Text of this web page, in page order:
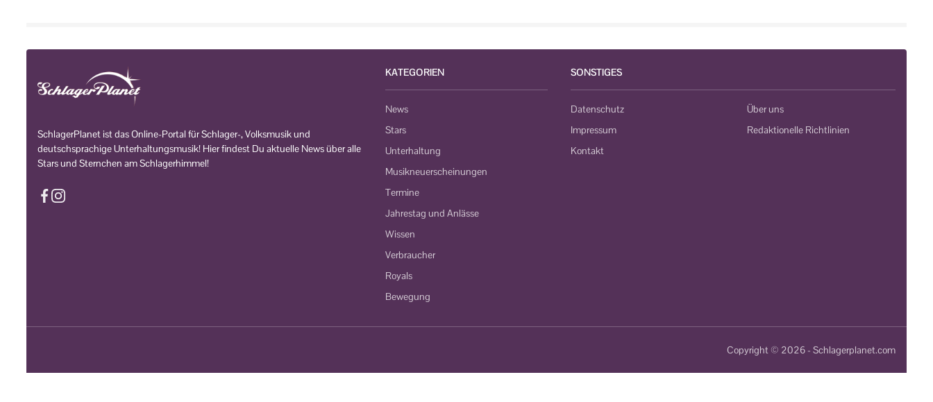
SchlagerPlanet ist das Online-Portal für Schlager-, Volksmusik und
deutschsprachige Unterhaltungsmusik! Hier findest Du aktuelle News über alle
Stars und Sternchen am Schlagerhimmel!
KATEGORIEN
News
Stars
Unterhaltung
Musikneuerscheinungen
Termine
Jahrestag und Anlässe
Wissen
Verbraucher
Royals
Bewegung
SONSTIGES
Datenschutz
Impressum
Kontakt
Über uns
Redaktionelle Richtlinien
Copyright © 2026 - Schlagerplanet.com